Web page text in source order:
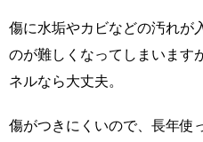
傷に水垢やカビなどの汚れが
のが難しくなってしまいます
ネルなら大丈夫。
傷がつきにくいので、長年使